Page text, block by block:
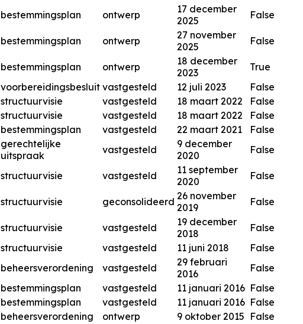
bestemmingsplan ontwerp
17 december
2025
False
bestemmingsplan ontwerp
27 november
2025
False
bestemmingsplan ontwerp
18 december
2023
True
voorbereidingsbesluit vastgesteld 12 juli 2023
False
structuurvisie vastgesteld 18 maart 2022
False
structuurvisie vastgesteld 18 maart 2022
False
bestemmingsplan vastgesteld 22 maart 2021
False
gerechtelijke
uitspraak
vastgesteld
9 december
2020
False
structuurvisie vastgesteld
11 september
2020
False
structuurvisie geconsolideerd 26 november
2019
False
structuurvisie vastgesteld
19 december
2018
False
structuurvisie vastgesteld 11 juni 2018
False
beheersverordening vastgesteld
29 februari
2016
False
bestemmingsplan vastgesteld 11 januari 2016 False
bestemmingsplan vastgesteld 11 januari 2016 False
beheersverordening ontwerp 9 oktober 2015 False